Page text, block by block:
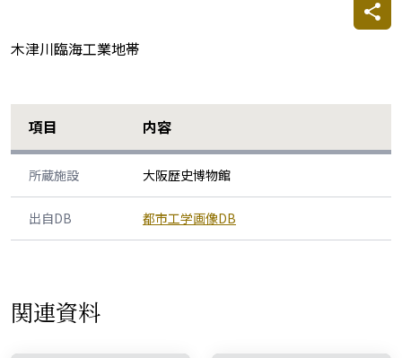
木津川臨海工業地帯
項目 内容
所蔵施設 大阪歴史博物館
出自DB 都市工学画像DB
関連資料